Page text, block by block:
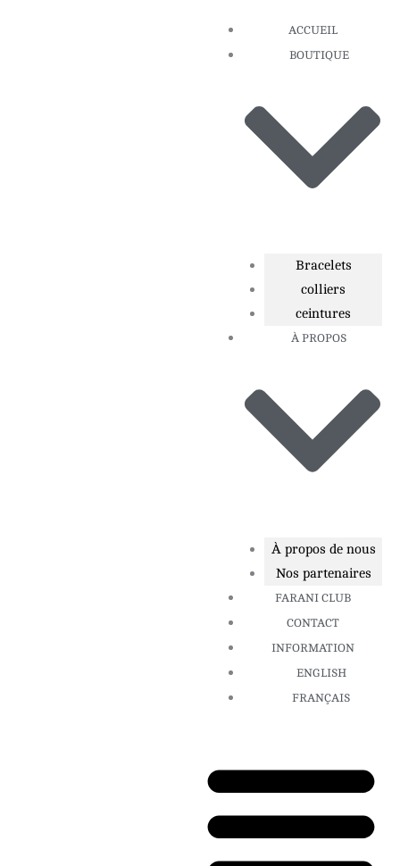
ACCUEIL
BOUTIQUE
Bracelets
colliers
ceintures
À PROPOS
À propos de nous
Nos partenaires
FARANI CLUB
CONTACT
INFORMATION
ENGLISH
FRANÇAIS